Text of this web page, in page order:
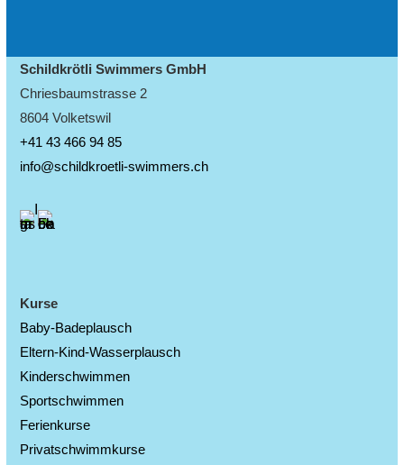
Schildkrötli Swimmers GmbH
Chriesbaumstrasse 2
8604 Volketswil
+41 43 466 94 85
info@schildkroetli-swimmers.ch
Kurse
Baby-Badeplausch
Eltern-Kind-Wasserplausch
Kinderschwimmen
Sportschwimmen
Ferienkurse
Privatschwimmkurse